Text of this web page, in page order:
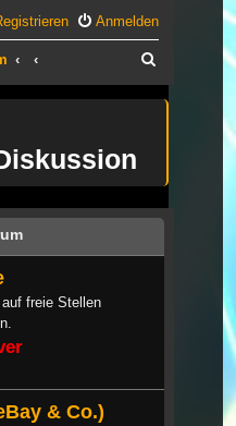
Anmelden
freie Stellen
& Co.)